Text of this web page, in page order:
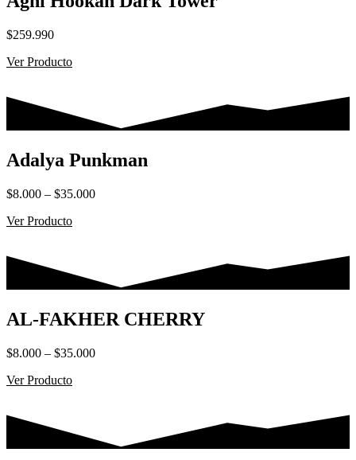
$259.990
Ver Producto
Adalya Punkman
$8.000 – $35.000Rango
$35.000
Ver Producto
AL-FAKHER CHERRY
$8.000 – $35.000Rango
$35.000
Ver Producto